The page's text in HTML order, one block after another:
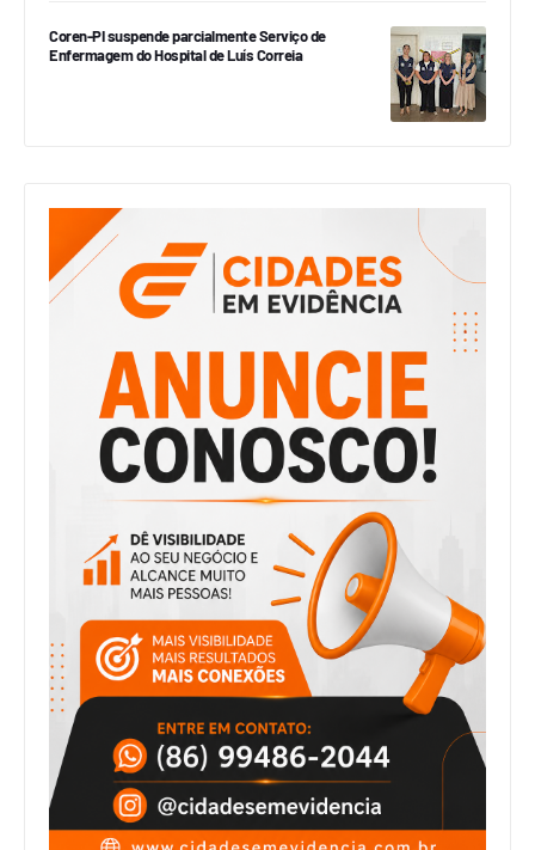
Coren-PI suspende parcialmente Serviço de
Enfermagem do Hospital de Luís Correia